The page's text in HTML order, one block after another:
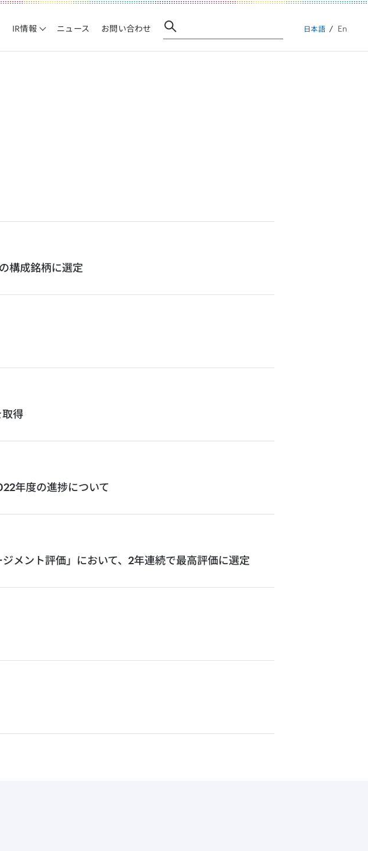
IR情報 ニュース お問い合わせ 日本語 En
構成銘柄に選定
取得
年度の進捗について
メント評価」において、2年連続で最高評価に選定​